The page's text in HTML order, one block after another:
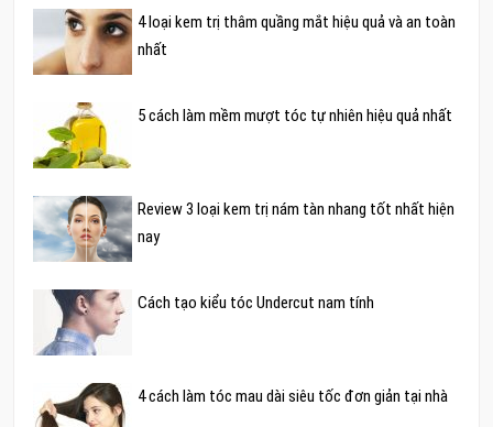
4 loại kem trị thâm quầng mắt hiệu quả và an toàn
nhất
5 cách làm mềm mượt tóc tự nhiên hiệu quả nhất
Review 3 loại kem trị nám tàn nhang tốt nhất hiện
nay
Cách tạo kiểu tóc Undercut nam tính
4 cách làm tóc mau dài siêu tốc đơn giản tại nhà